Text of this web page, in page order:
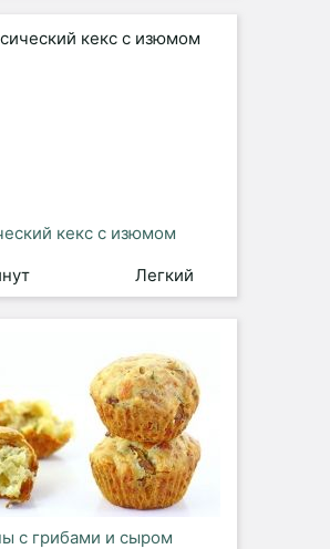
кекс с изюмом
Легкий
с грибами и сыром